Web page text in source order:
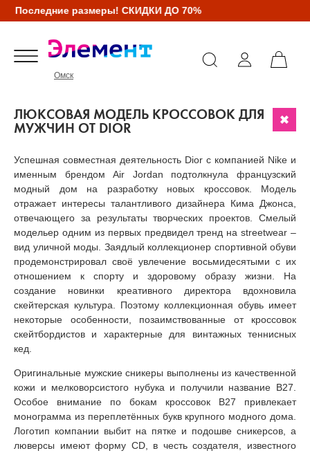
Последние размеры! СКИДКИ ДО 70%
Омск
ЛЮКСОВАЯ МОДЕЛЬ КРОССОВОК ДЛЯ
МУЖЧИН ОТ DIOR
Успешная совместная деятельность Dior с компанией Nike и
именным брендом Air Jordan подтолкнула французский
модный дом на разработку новых кроссовок. Модель
отражает интересы талантливого дизайнера Кима Джонса,
отвечающего за результаты творческих проектов. Смелый
модельер одним из первых предвидел тренд на streetwear –
вид уличной моды. Заядлый коллекционер спортивной обуви
продемонстрировал своё увлечение восьмидесятыми с их
отношением к спорту и здоровому образу жизни. На
создание новинки креативного директора вдохновила
скейтерская культура. Поэтому коллекционная обувь имеет
некоторые особенности, позаимствованные от кроссовок
скейтбордистов и характерные для винтажных теннисных
кед.
Оригинальные мужские сникеры выполнены из качественной
кожи и мелковорсистого нубука и получили название B27.
Особое внимание по бокам кроссовок B27 привлекает
монограмма из переплетённых букв крупного модного дома.
Логотип компании выбит на пятке и подошве сникерсов, а
люверсы имеют форму CD, в честь создателя, известного